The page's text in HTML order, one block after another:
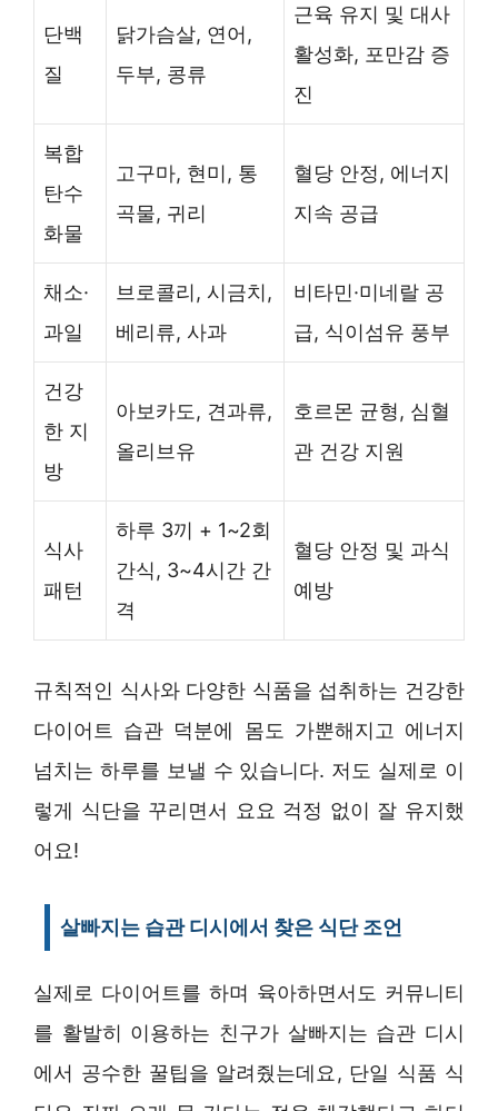
단백
질
닭가슴살, 연어,
두부, 콩류
근육 유지 및 대사
활성화, 포만감 증
진
복합
탄수
화물
고구마, 현미, 통
곡물, 귀리
혈당 안정, 에너지
지속 공급
채소·
과일
브로콜리, 시금치,
베리류, 사과
비타민·미네랄 공
급, 식이섬유 풍부
건강
한 지
방
아보카도, 견과류,
올리브유
호르몬 균형, 심혈
관 건강 지원
식사
패턴
하루 3끼 + 1~2회
간식, 3~4시간 간
격
혈당 안정 및 과식
예방
규칙적인 식사와 다양한 식품을 섭취하는 건강한
다이어트 습관 덕분에 몸도 가뿐해지고 에너지
넘치는 하루를 보낼 수 있습니다. 저도 실제로 이
렇게 식단을 꾸리면서 요요 걱정 없이 잘 유지했
어요!
살빠지는 습관 디시에서 찾은 식단 조언
실제로 다이어트를 하며 육아하면서도 커뮤니티
를 활발히 이용하는 친구가 살빠지는 습관 디시
에서 공수한 꿀팁을 알려줬는데요, 단일 식품 식